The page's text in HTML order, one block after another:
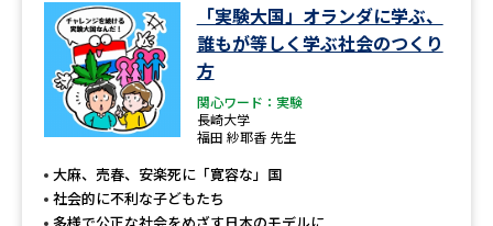
「実験大国」オランダに学ぶ、
誰もが等しく学ぶ社会のつくり
方
関心ワード：実験
長崎大学
福田 紗耶香 先生
大麻、売春、安楽死に「寛容な」国
社会的に不利な子どもたち